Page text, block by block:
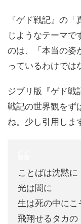
『ゲド戦記』の
じようなテーマで
のは、「本当の姿
っているわけでは
ジブリ版『ゲド戦
戦記の世界観をず
ね。少し引用しま
ことばは沈黙に
光は闇に
生は死の中にこ
飛翔せるタカの